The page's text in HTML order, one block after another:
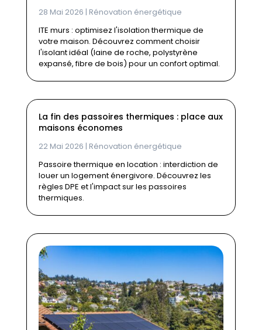
28 Mai 2026 | Rénovation énergétique
ITE murs : optimisez l'isolation thermique de
votre maison. Découvrez comment choisir
l'isolant idéal (laine de roche, polystyrène
expansé, fibre de bois) pour un confort optimal.
La fin des passoires thermiques : place aux
maisons économes
22 Mai 2026 | Rénovation énergétique
Passoire thermique en location : interdiction de
louer un logement énergivore. Découvrez les
règles DPE et l'impact sur les passoires
thermiques.